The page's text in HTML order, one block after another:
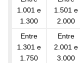
1.001 e
1.300
1.501 e
2.000
Entre
1.301 e
1.750
Entre
2.001 e
3.000